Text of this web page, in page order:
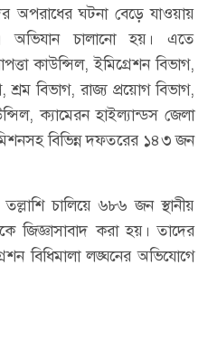
অপরাধের ঘটনা বেড়ে যাওয়ায়
অভিযান চালানো হয়। এতে
কাউন্সিল, ইমিগ্রেশন বিভাগ,
শ্রম বিভাগ, রাজ্য প্রয়োগ বিভাগ,
ক্যামেরন হাইল্যান্ডস জেলা
বিভিন্ন দফতরের ১৪৩ জন
চালিয়ে ৬৮৬ জন স্থানীয়
জিজ্ঞাসাবাদ করা হয়। তাদের
বিধিমালা লঙ্ঘনের অভিযোগে